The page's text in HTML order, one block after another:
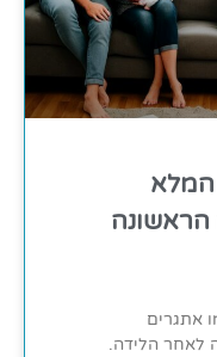
המלא
אתגרים
לאחר הלידה.